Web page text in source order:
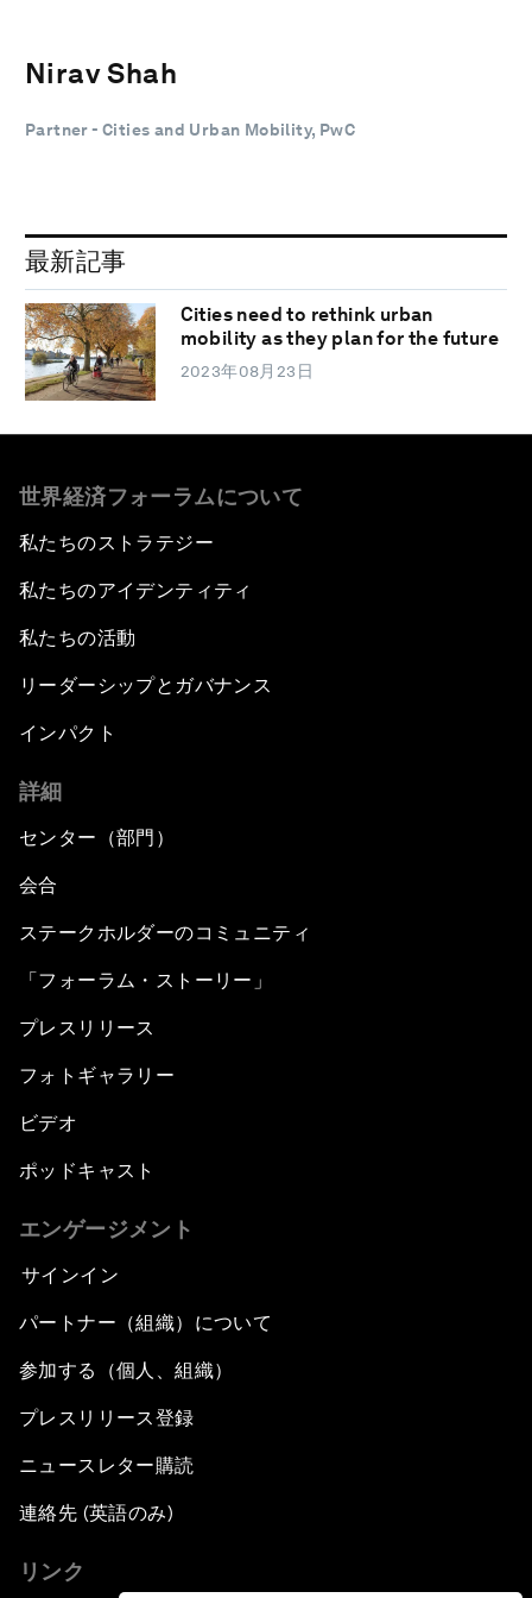
Nirav Shah
Partner - Cities and Urban Mobility, PwC
最新記事
Cities need to rethink urban
mobility as they plan for the future
2023年08月23日
世界経済フォーラムについて
私たちのストラテジー
私たちのアイデンティティ
私たちの活動
リーダーシップとガバナンス
インパクト
詳細
センター（部門）
会合
ステークホルダーのコミュニティ
「フォーラム・ストーリー」
プレスリリース
フォトギャラリー
ビデオ
ポッドキャスト
エンゲージメント
サインイン
パートナー（組織）について
参加する（個人、組織）
プレスリリース登録
ニュースレター購読
連絡先 (英語のみ)
リンク